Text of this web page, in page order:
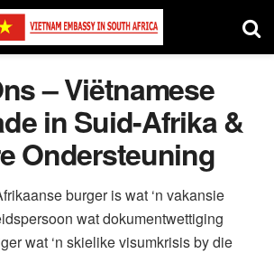
– Viëtnamese
in Suid-Afrika &
Ondersteuning
burger is wat ‘n vakansie
wat dokumentwettiging
wat ‘n skielike visumkrisis by die